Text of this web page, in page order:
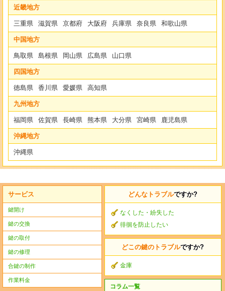
近畿地方
三重県 滋賀県 京都府 大阪府 兵庫県 奈良県 和歌山県
中国地方
鳥取県 島根県 岡山県 広島県 山口県
四国地方
徳島県 香川県 愛媛県 高知県
九州地方
福岡県 佐賀県 長崎県 熊本県 大分県 宮崎県 鹿児島県
沖縄地方
沖縄県
サービス
鍵開け
鍵の交換
鍵の取付
鍵の修理
合鍵の制作
作業料金
どんなトラブルですか?
なくした・紛失した
徘徊を防止したい
どこの鍵のトラブルですか?
金庫
コラム一覧